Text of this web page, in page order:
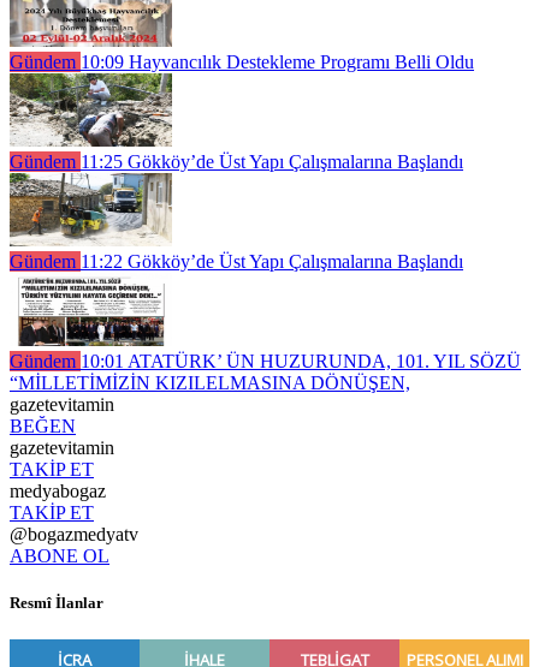
Gündem 10:09 Hayvancılık Destekleme Programı Belli Oldu
Gündem 11:25 Gökköy’de Üst Yapı Çalışmalarına Başlandı
Gündem 11:22 Gökköy’de Üst Yapı Çalışmalarına Başlandı
Gündem 10:01 ATATÜRK’ ÜN HUZURUNDA, 101. YIL SÖZÜ
“MİLLETİMİZİN KIZILELMASINA DÖNÜŞEN,
gazetevitamin
BEĞEN
gazetevitamin
TAKİP ET
medyabogaz
TAKİP ET
@bogazmedyatv
ABONE OL
Resmî İlanlar